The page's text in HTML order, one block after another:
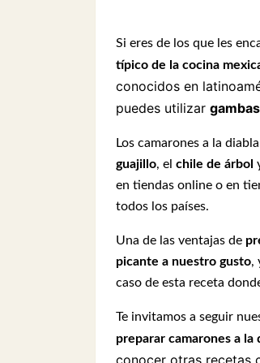
Si eres de los que les
típico de la cocina
conocidos en
puedes utilizar gambas
Los camarones a la
guajillo, el chile de árbol
en tiendas online o en
todos los países.
Una de las ventajas de
picante a nuestro gusto,
caso de esta receta
Te invitamos a seguir
preparar camarones a la